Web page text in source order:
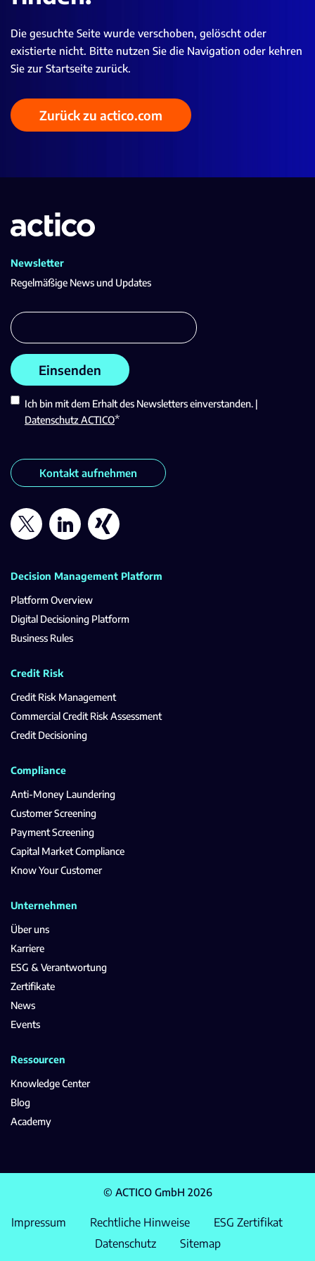
Die gesuchte Seite wurde verschoben, gelöscht oder
existierte nicht. Bitte nutzen Sie die Navigation oder kehren
Sie zur Startseite zurück.
Zurück zu actico.com
Newsletter
Regelmäßige News und Updates
Ich bin mit dem Erhalt des Newsletters einverstanden. |
Datenschutz ACTICO*
Kontakt aufnehmen
Decision Management Platform
Platform Overview
Digital Decisioning Platform
Business Rules
Credit Risk
Credit Risk Management
Commercial Credit Risk Assessment
Credit Decisioning
Compliance
Anti-Money Laundering
Customer Screening
Payment Screening
Capital Market Compliance
Know Your Customer
Unternehmen
Über uns
Karriere
ESG & Verantwortung
Zertifikate
News
Events
Ressourcen
Knowledge Center
Blog
Academy
© ACTICO GmbH 2026
Impressum Rechtliche Hinweise
ESG Zertifikat
Datenschutz
Sitemap